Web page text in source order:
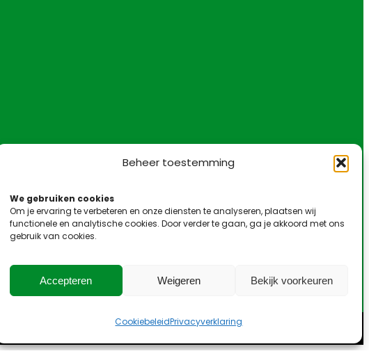
Beheer toestemming
We gebruiken cookies
Om je ervaring te verbeteren en onze diensten te analyseren, plaatsen wij
functionele en analytische cookies. Door verder te gaan, ga je akkoord met ons
gebruik van cookies.
Accepteren Weigeren Bekijk voorkeuren
CookiebeleidPrivacyverklaring